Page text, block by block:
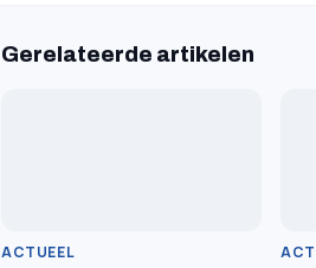
Gerelateerde artikelen
ACTUEEL